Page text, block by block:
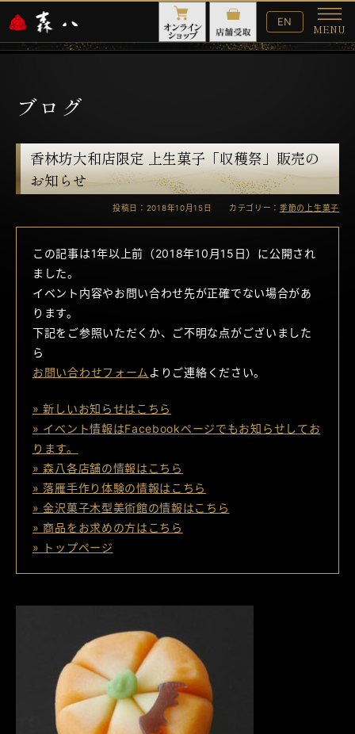
English
Website
EN
MENU
メ
ニ
ブログ
香林坊大和店限定 上生菓子「収穫祭」販売の
お知らせ
投稿日：2018年10月15日 カテゴリー：季節の上生菓子
この記事は1年以上前（2018年10月15日）に公開され
ました。
イベント内容やお問い合わせ先が正確でない場合があ
ります。
下記をご参照いただくか、ご不明な点がございました
ら
お問い合わせフォームよりご連絡ください。
» 新しいお知らせはこちら
» イベント情報はFacebookページでもお知らせしてお
ります。
» 森八各店舗の情報はこちら
» 落雁手作り体験の情報はこちら
» 金沢菓子木型美術館の情報はこちら
» 商品をお求めの方はこちら
» トップページ